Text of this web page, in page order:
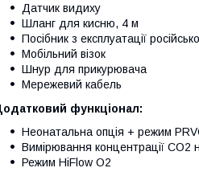
Датчик видиху
Шланг для кисню, 4 м
Посібник з експлуатації
Мобільний візок
Шнур для прикурювача
Мережевий кабель
функціонал:
Неонатальна опція + режим
Вимірювання концентрації
Режим HiFlow O2